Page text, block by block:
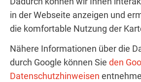
in der Webseite anzeigen und
die komfortable Nutzung der
Nähere Informationen über die
durch Google können Sie den
Datenschutzhinweisen